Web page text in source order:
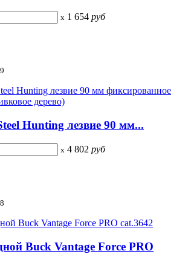
x 1 654 руб
Hunting лезвие 90 мм...
x 4 802 руб
Buck Vantage Force PRO